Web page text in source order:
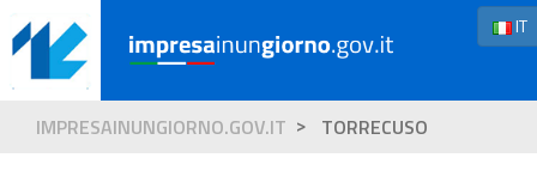
IT
IMPRESAINUNGIORNO.GOV.IT TORRECUSO